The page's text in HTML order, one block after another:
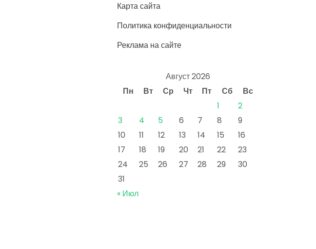
Карта сайта
Политика конфиденциальности
Реклама на сайте
Август 2026
Пн
Вт Ср Чт Пт Сб
Вс
1
2
3
4 5 6 7 8
9
10
11 12 13 14 15
16
17
18 19 20 21 22
23
24
25 26 27 28 29
30
31
« Июл